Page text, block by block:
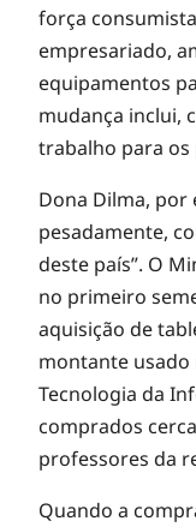
força
empresariado,
equipamentos
mudança inclui,
trabalho para os
Dona Dilma, por
pesadamente,
deste país”. O
no primeiro
aquisição de
montante usado
Tecnologia da
comprados
professores da
Quando a